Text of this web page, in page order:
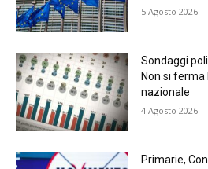
5 Agosto 2026
Sondaggi
Non si ferma
nazionale
4 Agosto 2026
Primarie,